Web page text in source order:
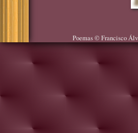
Poemas © Francisco